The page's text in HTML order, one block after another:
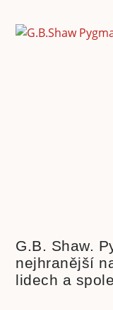
G.B. Shaw.
nejhranější
lidech a